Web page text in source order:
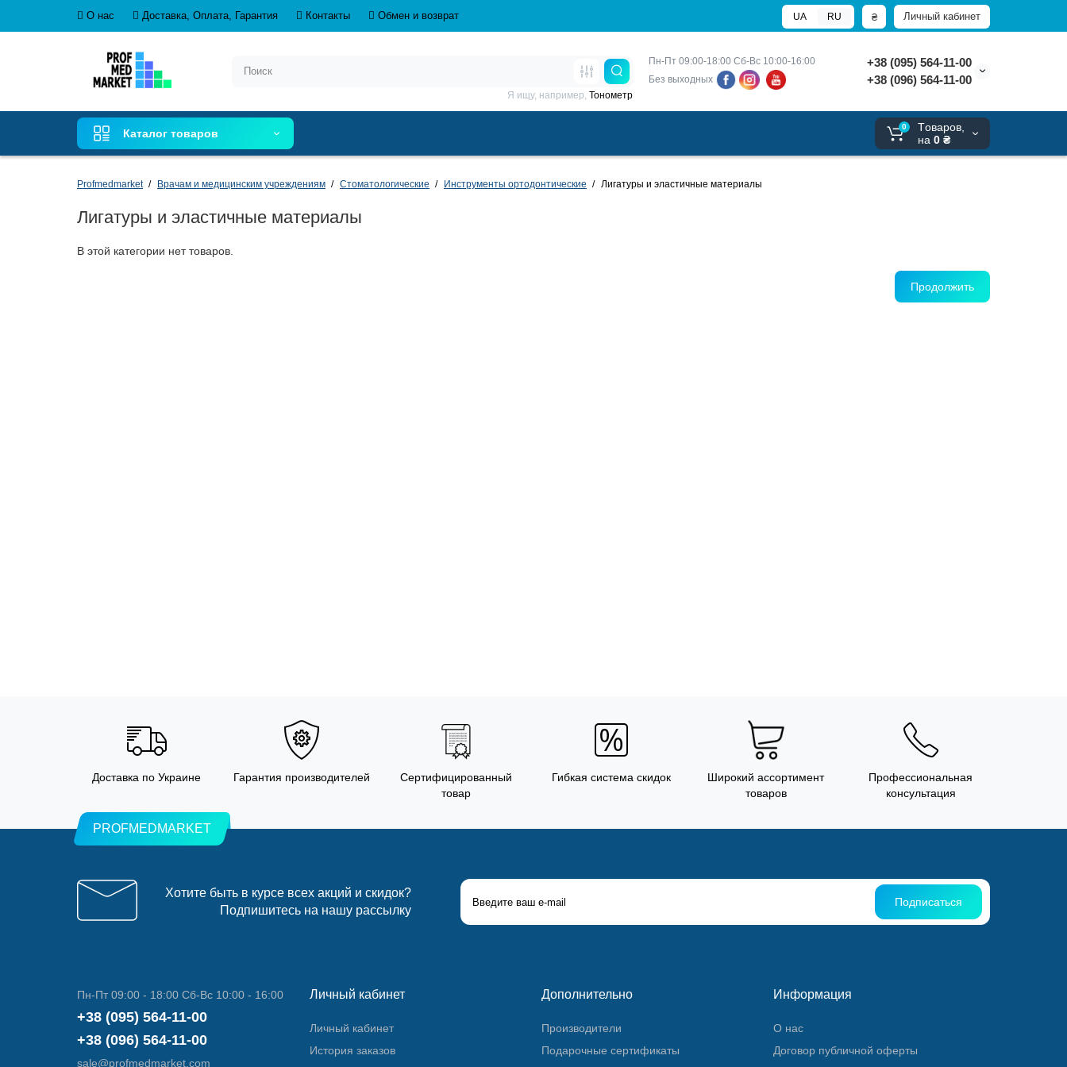
О нас Доставка, Оплата, Гарантия Контакты Обмен и возврат Личный кабинет
₴
UA RU
Пн-Пт 09:00-18:00 Сб-Вс 10:00-16:00
Без выходных
+38 (095) 564-11-00
+38 (096) 564-11-00
Я ищу, например, Тонометр
Каталог товаров
0
Tоваров,
на 0 ₴
Profmedmarket Врачам и медицинским учреждениям Стоматологические Инструменты ортодонтические Лигатуры и эластичные материалы
Лигатуры и эластичные материалы
В этой категории нет товаров.
Продолжить
Доставка по Украине Гарантия производителей
Сертифицированный
товар
Гибкая система скидок
Широкий ассортимент
товаров
Профессиональная
консультация
PROFMEDMARKET
Хотите быть в курсе всех акций и скидок?
Подпишитесь на нашу рассылку
Подписаться
Пн-Пт 09:00 - 18:00 Сб-Вс 10:00 - 16:00
+38 (095) 564-11-00
+38 (096) 564-11-00
sale@profmedmarket.com
Личный кабинет
Личный кабинет
История заказов
Дополнительно
Производители
Подарочные сертификаты
Информация
О нас
Договор публичной оферты